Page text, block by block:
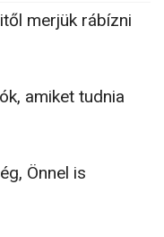
merjük rábízni
amiket tudnia
Önnel is